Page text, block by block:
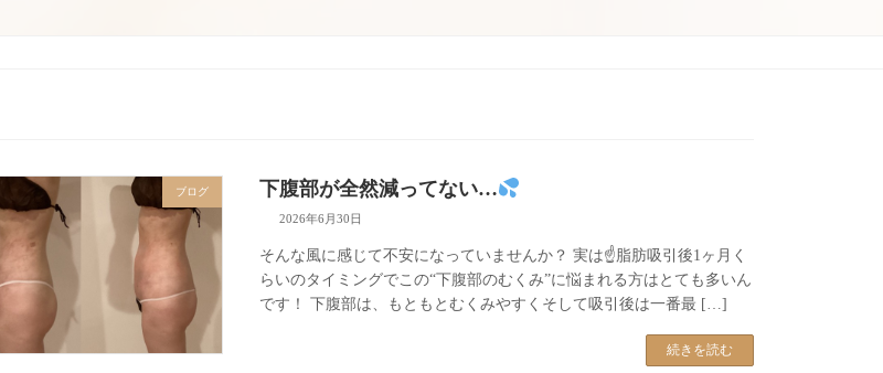
ブログ 下腹部が全然減ってない…
2026年6月30日
そんな風に感じて不安になっていませんか？ 実は☝️脂肪吸引後1ヶ月く
らいのタイミングでこの“下腹部のむくみ”に悩まれる方はとても多いん
です！ 下腹部は、もともとむくみやすくそして吸引後は一番最 […]
続きを読む